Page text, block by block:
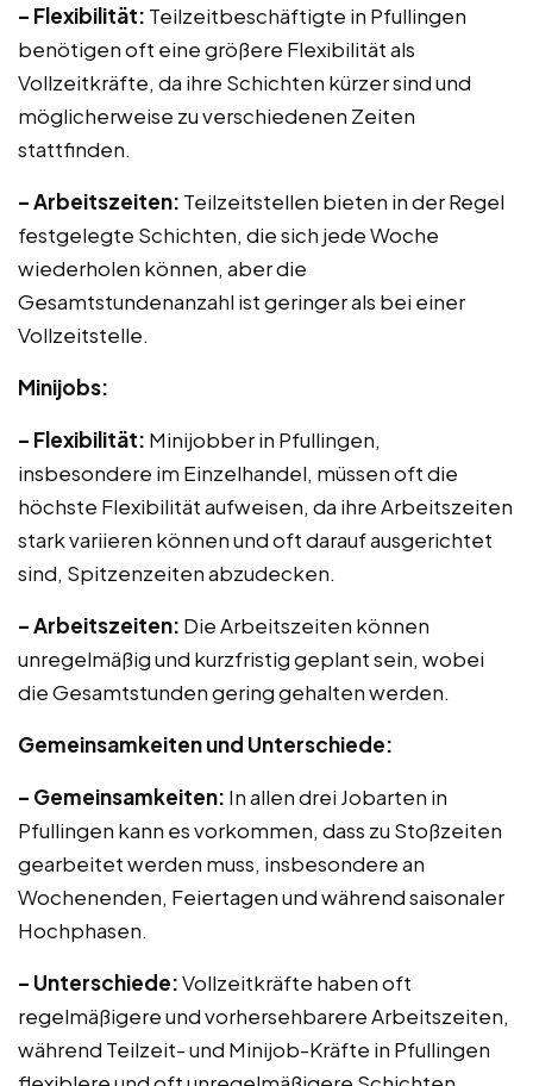
– Flexibilität: Teilzeitbeschäftigte in Pfullingen
benötigen oft eine größere Flexibilität als
Vollzeitkräfte, da ihre Schichten kürzer sind und
möglicherweise zu verschiedenen Zeiten
stattfinden.
– Arbeitszeiten: Teilzeitstellen bieten in der Regel
festgelegte Schichten, die sich jede Woche
wiederholen können, aber die
Gesamtstundenanzahl ist geringer als bei einer
Vollzeitstelle.
Minijobs:
– Flexibilität: Minijobber in Pfullingen,
insbesondere im Einzelhandel, müssen oft die
höchste Flexibilität aufweisen, da ihre Arbeitszeiten
stark variieren können und oft darauf ausgerichtet
sind, Spitzenzeiten abzudecken.
– Arbeitszeiten: Die Arbeitszeiten können
unregelmäßig und kurzfristig geplant sein, wobei
die Gesamtstunden gering gehalten werden.
Gemeinsamkeiten und Unterschiede:
– Gemeinsamkeiten: In allen drei Jobarten in
Pfullingen kann es vorkommen, dass zu Stoßzeiten
gearbeitet werden muss, insbesondere an
Wochenenden, Feiertagen und während saisonaler
Hochphasen.
– Unterschiede:Vollzeitkräfte haben oft
regelmäßigere und vorhersehbarere Arbeitszeiten,
während Teilzeit- und Minijob-Kräfte in Pfullingen